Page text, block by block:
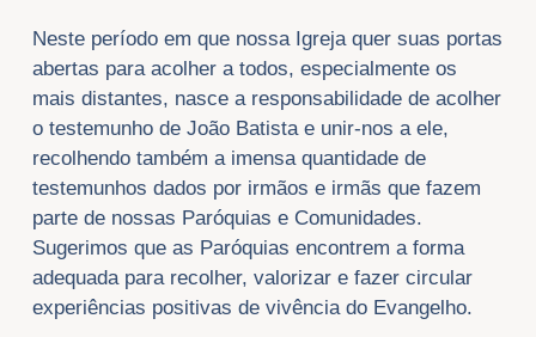
Neste período em que nossa Igreja quer suas portas
abertas para acolher a todos, especialmente os
mais distantes, nasce a responsabilidade de acolher
o testemunho de João Batista e unir-nos a ele,
recolhendo também a imensa quantidade de
testemunhos dados por irmãos e irmãs que fazem
parte de nossas Paróquias e Comunidades.
Sugerimos que as Paróquias encontrem a forma
adequada para recolher, valorizar e fazer circular
experiências positivas de vivência do Evangelho.